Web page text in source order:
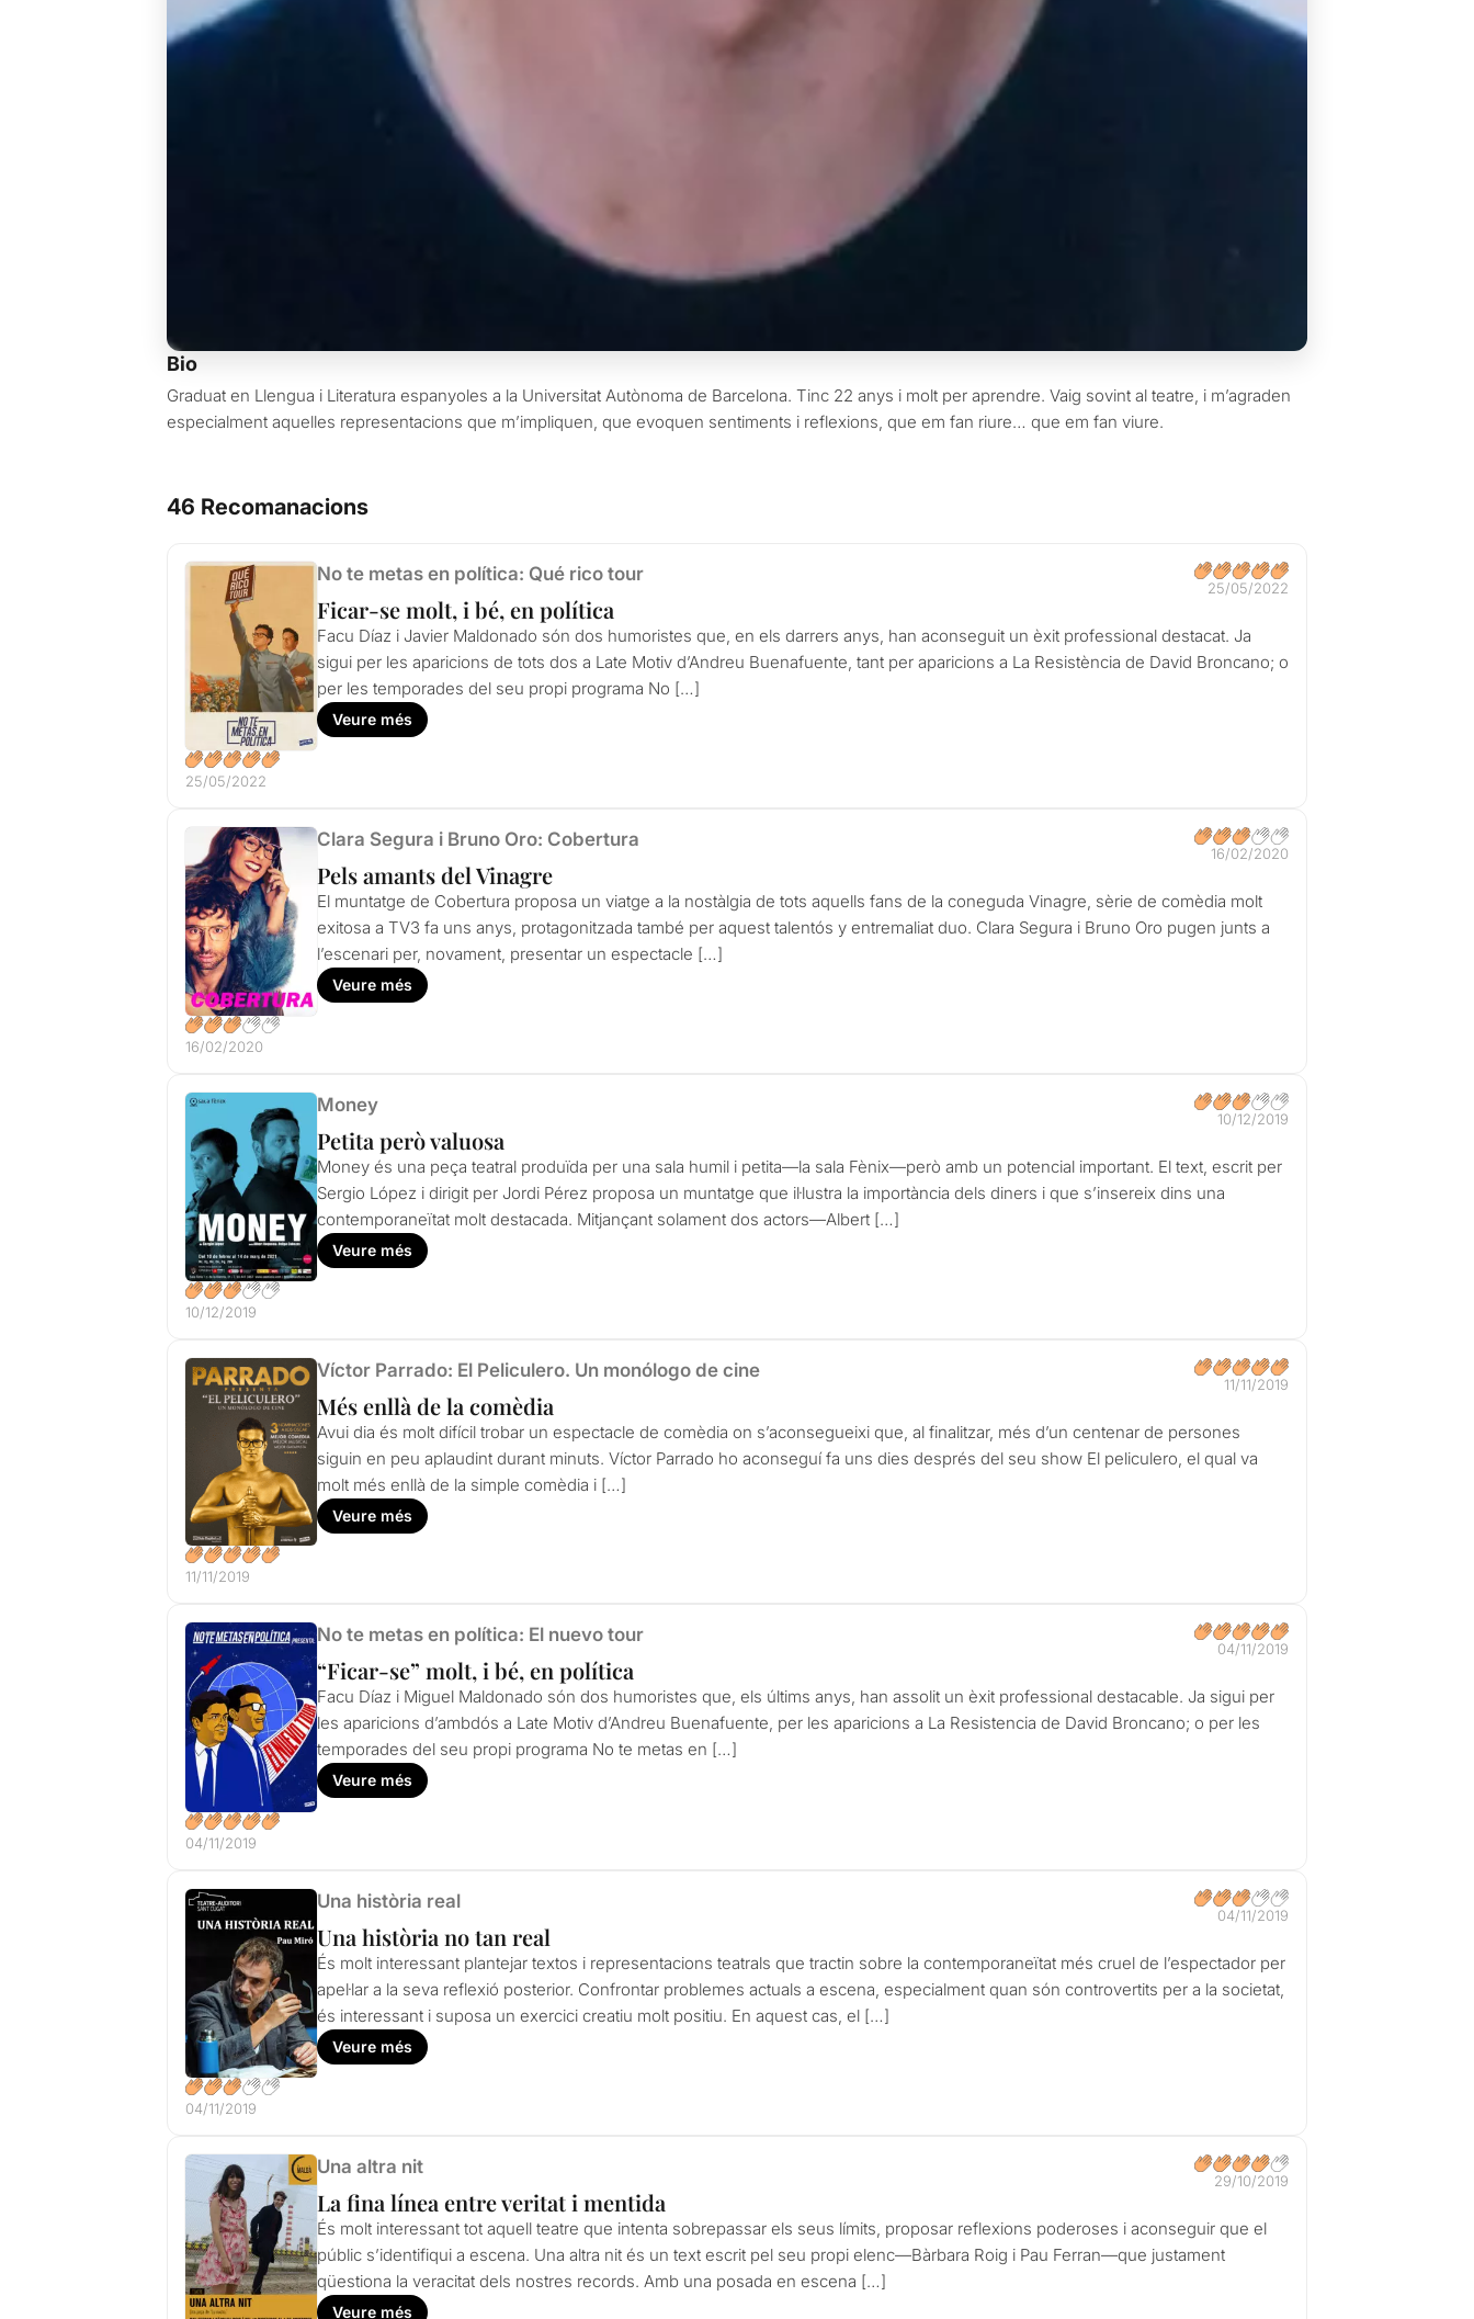
Bio
Graduat en Llengua i Literatura espanyoles a la Universitat Autònoma de Barcelona. Tinc 22 anys i molt per aprendre. Vaig sovint al teatre, i m’agraden
especialment aquelles representacions que m’impliquen, que evoquen sentiments i reflexions, que em fan riure… que em fan viure.
46 Recomanacions
25/05/2022
No te metas en política: Qué rico tour
25/05/2022
Ficar-se molt, i bé, en política
Facu Díaz i Javier Maldonado són dos humoristes que, en els darrers anys, han aconseguit un èxit professional destacat. Ja
sigui per les aparicions de tots dos a Late Motiv d’Andreu Buenafuente, tant per aparicions a La Resistència de David Broncano; o
per les temporades del seu propi programa No […]
Veure més
16/02/2020
Clara Segura i Bruno Oro: Cobertura
16/02/2020
Pels amants del Vinagre
El muntatge de Cobertura proposa un viatge a la nostàlgia de tots aquells fans de la coneguda Vinagre, sèrie de comèdia molt
exitosa a TV3 fa uns anys, protagonitzada també per aquest talentós y entremaliat duo. Clara Segura i Bruno Oro pugen junts a
l’escenari per, novament, presentar un espectacle […]
Veure més
10/12/2019
Money
10/12/2019
Petita però valuosa
Money és una peça teatral produïda per una sala humil i petita—la sala Fènix—però amb un potencial important. El text, escrit per
Sergio López i dirigit per Jordi Pérez proposa un muntatge que il·lustra la importància dels diners i que s’insereix dins una
contemporaneïtat molt destacada. Mitjançant solament dos actors—Albert […]
Veure més
11/11/2019
Víctor Parrado: El Peliculero. Un monólogo de cine
11/11/2019
Més enllà de la comèdia
Avui dia és molt difícil trobar un espectacle de comèdia on s’aconsegueixi que, al finalitzar, més d’un centenar de persones
siguin en peu aplaudint durant minuts. Víctor Parrado ho aconseguí fa uns dies després del seu show El peliculero, el qual va
molt més enllà de la simple comèdia i […]
Veure més
04/11/2019
No te metas en política: El nuevo tour
04/11/2019
“Ficar-se” molt, i bé, en política
Facu Díaz i Miguel Maldonado són dos humoristes que, els últims anys, han assolit un èxit professional destacable. Ja sigui per
les aparicions d’ambdós a Late Motiv d’Andreu Buenafuente, per les aparicions a La Resistencia de David Broncano; o per les
temporades del seu propi programa No te metas en […]
Veure més
04/11/2019
Una història real
04/11/2019
Una història no tan real
És molt interessant plantejar textos i representacions teatrals que tractin sobre la contemporaneïtat més cruel de l’espectador per
apel·lar a la seva reflexió posterior. Confrontar problemes actuals a escena, especialment quan són controvertits per a la societat,
és interessant i suposa un exercici creatiu molt positiu. En aquest cas, el […]
Veure més
Una altra nit
29/10/2019
La fina línea entre veritat i mentida
És molt interessant tot aquell teatre que intenta sobrepassar els seus límits, proposar reflexions poderoses i aconseguir que el
públic s’identifiqui a escena. Una altra nit és un text escrit pel seu propi elenc—Bàrbara Roig i Pau Ferran—que justament
qüestiona la veracitat dels nostres records. Amb una posada en escena […]
Veure més